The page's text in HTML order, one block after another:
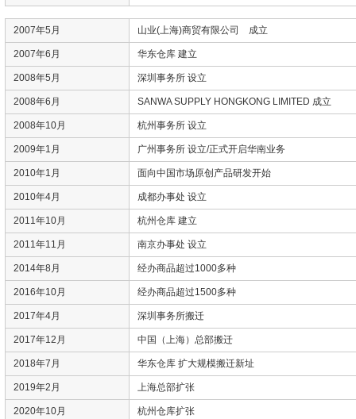
2007年5月 山业(上海)商贸有限公司 成立
2007年6月 华东仓库 建立
2008年5月 深圳事务所 设立
2008年6月 SANWA SUPPLY HONGKONG LIMITED 成立
2008年10月 杭州事务所 设立
2009年1月 广州事务所 设立/正式开启华南业务
2010年1月 面向中国市场原创产品研发开始
2010年4月 成都办事处 设立
2011年10月 杭州仓库 建立
2011年11月 南京办事处 设立
2014年8月 经办商品超过1000多种
2016年10月 经办商品超过1500多种
2017年4月 深圳事务所搬迁
2017年12月 中国（上海）总部搬迁
2018年7月 华东仓库 扩大规模搬迁新址
2019年2月 上海总部扩张
2020年10月 杭州仓库扩张